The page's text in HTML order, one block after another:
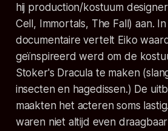
hij production/kostuum
Cell, Immortals, The Fall) aan.
documentaire vertelt Eiko
geïnspireerd werd om de
Stoker's Dracula te maken
insecten en hagedissen.) De
maakten het acteren soms
waren niet altijd even